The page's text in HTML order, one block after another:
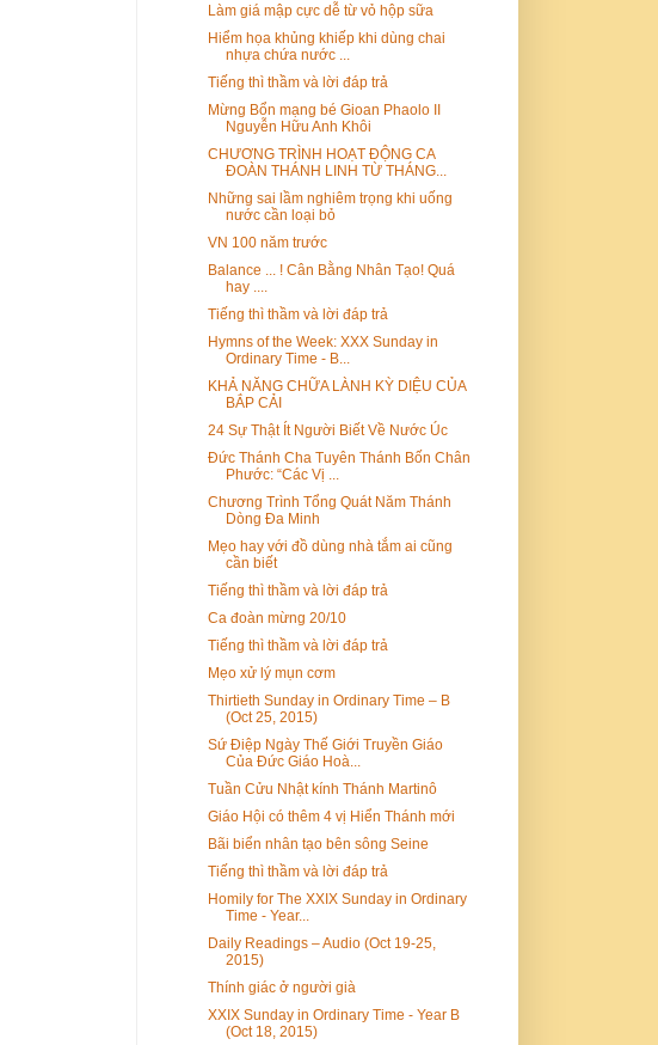
Làm giá mập cực dễ từ vỏ hộp sữa
Hiểm họa khủng khiếp khi dùng chai
nhựa chứa nước ...
Tiếng thì thầm và lời đáp trả
Mừng Bổn mạng bé Gioan Phaolo II
Nguyễn Hữu Anh Khôi
CHƯƠNG TRÌNH HOẠT ĐỘNG CA
ĐOÀN THÁNH LINH TỪ THÁNG...
Những sai lầm nghiêm trọng khi uống
nước cần loại bỏ
VN 100 năm trước
Balance ... ! Cân Bằng Nhân Tạo! Quá
hay ....
Tiếng thì thầm và lời đáp trả
Hymns of the Week: XXX Sunday in
Ordinary Time - B...
KHẢ NĂNG CHỮA LÀNH KỲ DIỆU CỦA
BẮP CẢI
24 Sự Thật Ít Người Biết Về Nước Úc
Đức Thánh Cha Tuyên Thánh Bốn Chân
Phước: “Các Vị ...
Chương Trình Tổng Quát Năm Thánh
Dòng Đa Minh
Mẹo hay với đồ dùng nhà tắm ai cũng
cần biết
Tiếng thì thầm và lời đáp trả
Ca đoàn mừng 20/10
Tiếng thì thầm và lời đáp trả
Mẹo xử lý mụn cơm
Thirtieth Sunday in Ordinary Time – B
(Oct 25, 2015)
Sứ Điệp Ngày Thế Giới Truyền Giáo
Của Đức Giáo Hoà...
Tuần Cửu Nhật kính Thánh Martinô
Giáo Hội có thêm 4 vị Hiển Thánh mới
Bãi biển nhân tạo bên sông Seine
Tiếng thì thầm và lời đáp trả
Homily for The XXIX Sunday in Ordinary
Time - Year...
Daily Readings – Audio (Oct 19-25,
2015)
Thính giác ở người già
XXIX Sunday in Ordinary Time - Year B
(Oct 18, 2015)